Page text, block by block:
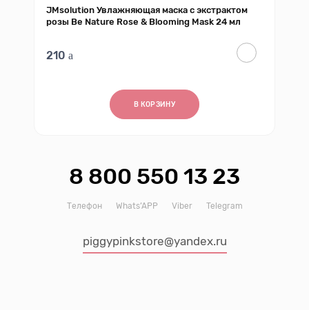
JMsolution Увлажняющая маска с экстрактом
розы Be Nature Rose & Blooming Mask 24 мл
210
В КОРЗИНУ
8 800 550 13 23
Телефон Whats’APP Viber Telegram
piggypinkstore@yandex.ru